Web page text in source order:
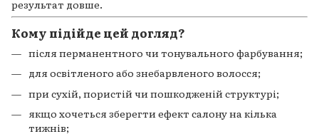
результат довше.
Кому підійде цей догляд?
після перманентного чи тонувального фарбування;
для освітленого або знебарвленого волосся;
при сухій, пористій чи пошкодженій структурі;
якщо хочеться зберегти ефект салону на кілька
тижнів;